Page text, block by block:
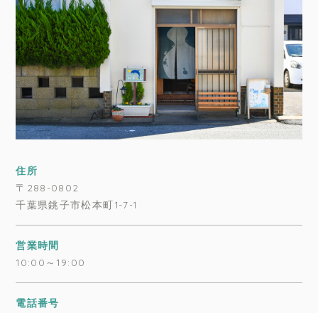
住所
〒288-0802
千葉県銚子市松本町1-7-1
営業時間
10:00～19:00
電話番号